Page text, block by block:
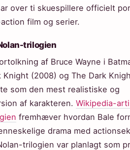
over ti skuespillere officielt
film og serier.
trilogien
af Bruce Wayne i
Knight (2008) og The Dark
som den mest realistiske og
af karakteren. Wikipedia-
fremhæver hvordan Bale
drama med
trilogien var planlagt som